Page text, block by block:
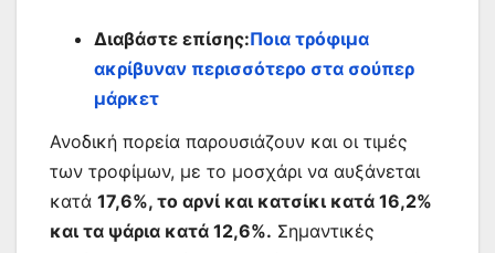
Διαβάστε επίσης:Ποια τρόφιμα
ακρίβυναν περισσότερο στα σούπερ
μάρκετ
Ανοδική πορεία παρουσιάζουν και οι τιμές
των τροφίμων, με το μοσχάρι να αυξάνεται
κατά 17,6%, το αρνί και κατσίκι κατά 16,2%
και τα ψάρια κατά 12,6%. Σημαντικές